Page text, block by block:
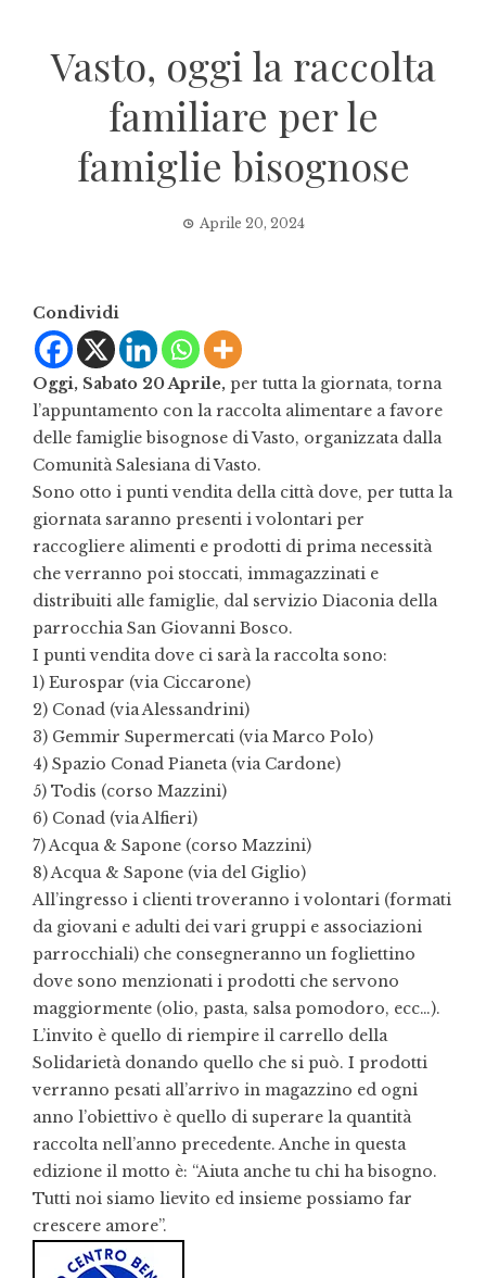
Vasto, oggi la raccolta
familiare per le
famiglie bisognose
Aprile 20, 2024
Condividi
Oggi, Sabato 20 Aprile, per tutta la giornata, torna
l’appuntamento con la raccolta alimentare a favore
delle famiglie bisognose di Vasto, organizzata dalla
Comunità Salesiana di Vasto.
Sono otto i punti vendita della città dove, per tutta la
giornata saranno presenti i volontari per
raccogliere alimenti e prodotti di prima necessità
che verranno poi stoccati, immagazzinati e
distribuiti alle famiglie, dal servizio Diaconia della
parrocchia San Giovanni Bosco.
I punti vendita dove ci sarà la raccolta sono:
1) Eurospar (via Ciccarone)
2) Conad (via Alessandrini)
3) Gemmir Supermercati (via Marco Polo)
4) Spazio Conad Pianeta (via Cardone)
5) Todis (corso Mazzini)
6) Conad (via Alfieri)
7) Acqua & Sapone (corso Mazzini)
8) Acqua & Sapone (via del Giglio)
All’ingresso i clienti troveranno i volontari (formati
da giovani e adulti dei vari gruppi e associazioni
parrocchiali) che consegneranno un fogliettino
dove sono menzionati i prodotti che servono
maggiormente (olio, pasta, salsa pomodoro, ecc…).
L’invito è quello di riempire il carrello della
Solidarietà donando quello che si può. I prodotti
verranno pesati all’arrivo in magazzino ed ogni
anno l’obiettivo è quello di superare la quantità
raccolta nell’anno precedente. Anche in questa
edizione il motto è: “Aiuta anche tu chi ha bisogno.
Tutti noi siamo lievito ed insieme possiamo far
crescere amore”.